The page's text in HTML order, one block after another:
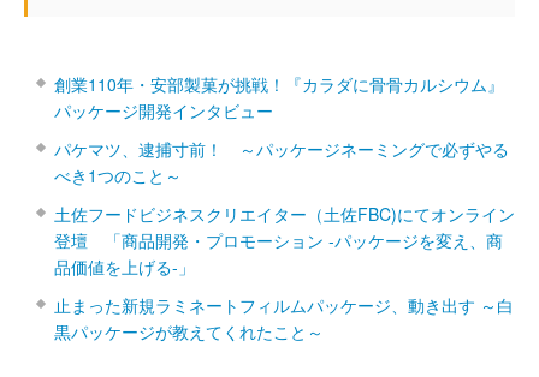
創業110年・安部製菓が挑戦！『カラダに骨骨カルシウム』
パッケージ開発インタビュー
パケマツ、逮捕寸前！ ～パッケージネーミングで必ずやる
べき1つのこと～
土佐フードビジネスクリエイター（土佐FBC)にてオンライン
登壇 「商品開発・プロモーション ‐パッケージを変え、商
品価値を上げる‐」
止まった新規ラミネートフィルムパッケージ、動き出す ～白
黒パッケージが教えてくれたこと～